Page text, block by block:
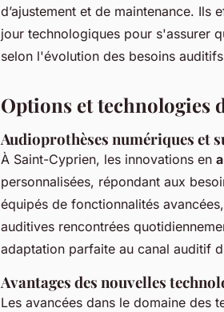
d’ajustement et de maintenance. Ils
jour technologiques pour s'assurer
selon l'évolution des besoins
Options et technologies
Audioprothèses numériques et
À Saint-Cyprien, les innovations en
personnalisées, répondant aux
équipés de fonctionnalités
auditives rencontrées
adaptation parfaite au canal auditif
Avantages des nouvelles
Les avancées dans le domaine des